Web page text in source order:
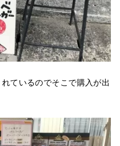
ているのでそこで購入が出